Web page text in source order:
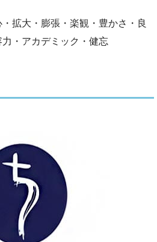
拡大・膨張・楽観・豊かさ・良
・アカデミック・健忘